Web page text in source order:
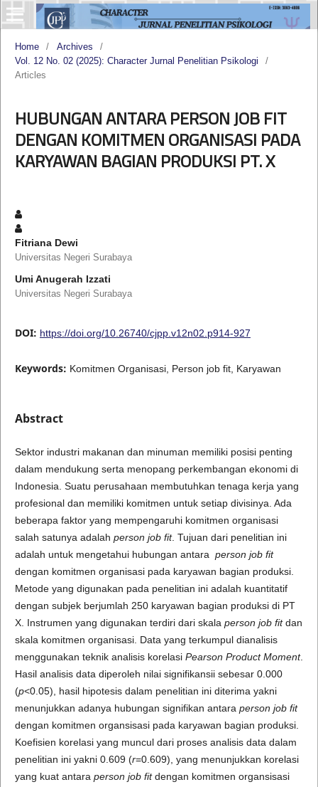
Home / Archives
/
Vol. 12 No. 02 (2025): Character Jurnal Penelitian Psikologi
/
Articles
HUBUNGAN ANTARA PERSON JOB FIT
DENGAN KOMITMEN ORGANISASI PADA
KARYAWAN BAGIAN PRODUKSI PT. X
Fitriana Dewi
Universitas Negeri Surabaya
Umi Anugerah Izzati
Universitas Negeri Surabaya
DOI: https://doi.org/10.26740/cjpp.v12n02.p914-927
Keywords: Komitmen Organisasi, Person job fit, Karyawan
Abstract
Sektor industri makanan dan minuman memiliki posisi penting
dalam mendukung serta menopang perkembangan ekonomi di
Indonesia. Suatu perusahaan membutuhkan tenaga kerja yang
profesional dan memiliki komitmen untuk setiap divisinya. Ada
beberapa faktor yang mempengaruhi komitmen organisasi
salah satunya adalah person job fit. Tujuan dari penelitian ini
adalah untuk mengetahui hubungan antara person job fit
dengan komitmen organisasi pada karyawan bagian produksi.
Metode yang digunakan pada penelitian ini adalah kuantitatif
dengan subjek berjumlah 250 karyawan bagian produksi di PT
X. Instrumen yang digunakan terdiri dari skala person job fitdan
skala komitmen organisasi. Data yang terkumpul dianalisis
menggunakan teknik analisis korelasi Pearson Product Moment.
Hasil analisis data diperoleh nilai signifikansii sebesar 0.000
(p<0.05), hasil hipotesis dalam penelitian ini diterima yakni
menunjukkan adanya hubungan signifikan antara person job fit
dengan komitmen organsisasi pada karyawan bagian produksi.
Koefisien korelasi yang muncul dari proses analisis data dalam
penelitian ini yakni 0.609 (r=0.609), yang menunjukkan korelasi
yang kuat antara person job fitdengan komitmen organsisasi